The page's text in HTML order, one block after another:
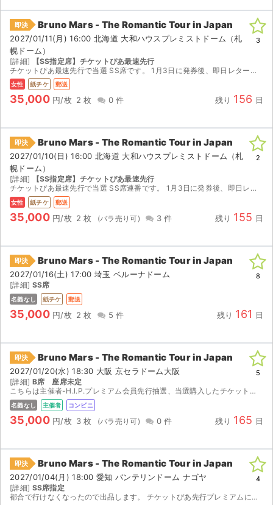
即決 Bruno Mars - The Romantic Tour in Japan
2027/01/11(月) 16:00 北海道 大和ハウスプレミストドーム（札
幌ドーム）
[詳細]
【SS指定席】チケットぴあ最速先行
チケットぴあ最速先行で当選 SS席です。 1月3日に発券後、即日レターパックで発送いたします。 座席位置は発券するまで不明なので座席位置に関するクレーム等はご遠慮願います。 公演中止の場合全額...
女性 紙チケ 郵送
35,000 円/枚 2 枚 0 件 残り 156 日
3
即決 Bruno Mars - The Romantic Tour in Japan
2027/01/10(日) 16:00 北海道 大和ハウスプレミストドーム（札
幌ドーム）
[詳細]
【SS指定席】チケットぴあ最速先行
チケットぴあ最速先行で当選 SS席連番です。 1月3日に発券後、即日レターパックで発送いたします。 座席位置は発券するまで不明なので座席位置に関するクレーム等はご遠慮願います。 公演中止の場合...
女性 紙チケ 郵送
35,000 円/枚 2 枚 3 件 残り 155 日
2
即決 Bruno Mars - The Romantic Tour in Japan
2027/01/16(土) 17:00 埼玉 ベルーナドーム
[詳細] SS席
名義なし 紙チケ 郵送
35,000 円/枚 2 枚 5 件 残り 161 日
8
即決 Bruno Mars - The Romantic Tour in Japan
2027/01/20(水) 18:30 大阪 京セラドーム大阪
[詳細] B席 座席未定
こちらは主催者-H.I.P.プレミアム会員先行抽選、当選購入したチケットになります。別日の参加となりましたので、出品をさせていただきます。 ご購入の場合にはこちらのチケットはチケットぴあ扱いに...
名義なし 主催者 コンビニ
35,000 円/枚 3 枚 0 件 残り 165 日
5
即決 Bruno Mars - The Romantic Tour in Japan
2027/01/04(月) 18:00 愛知 バンテリンドーム ナゴヤ
[詳細] SS席指定
都合で行けなくなったので出品します。 チケットぴあ先行プレミアムにて当選。 2026/12/28(月) 10:00～以降に順次発券に必要な番号が発行されます。 番号発行後、セブン-イレブンにて発...
4